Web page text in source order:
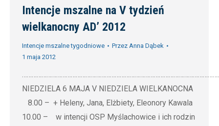
Intencje mszalne na V tydzień
wielkanocny AD’ 2012
Intencje mszalne tygodniowe Przez Anna Dąbek
1 maja 2012
NIEDZIELA 6 MAJA V NIEDZIELA WIELKANOCNA
8.00 – + Heleny, Jana, Elżbiety, Eleonory Kawala
10.00 – w intencji OSP Myślachowice i ich rodzin